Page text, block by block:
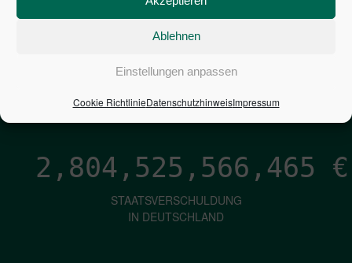
Ablehnen
Einstellungen anpassen
Cookie RichtlinieDatenschutzhinweisImpressum
PRO SEKUNDE
2,804,525,567,700 €
STAATSVERSCHULDUNG
IN DEUTSCHLAND